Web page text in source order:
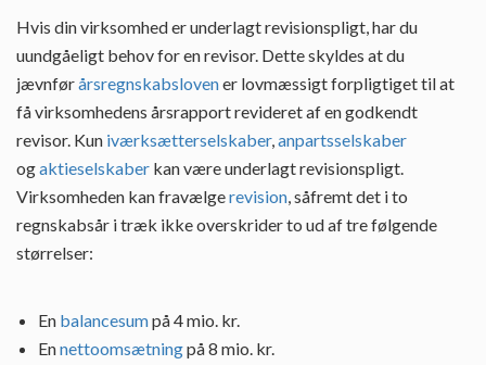
Hvis din virksomhed er underlagt revisionspligt, har du
uundgåeligt behov for en revisor. Dette skyldes at du
jævnførårsregnskabslovener lovmæssigt forpligtiget til at
få virksomhedens årsrapport revideret af en godkendt
revisor. Kun iværksætterselskaber,anpartsselskaber
ogaktieselskaber kan være underlagt revisionspligt.
Virksomheden kan fravælgerevision, såfremt det i to
regnskabsår i træk ikke overskrider to ud af tre følgende
størrelser:
En balancesumpå 4 mio. kr.
Ennettoomsætningpå 8 mio. kr.